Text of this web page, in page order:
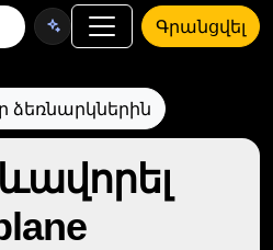
Գրանցվել
ձեռնարկներին